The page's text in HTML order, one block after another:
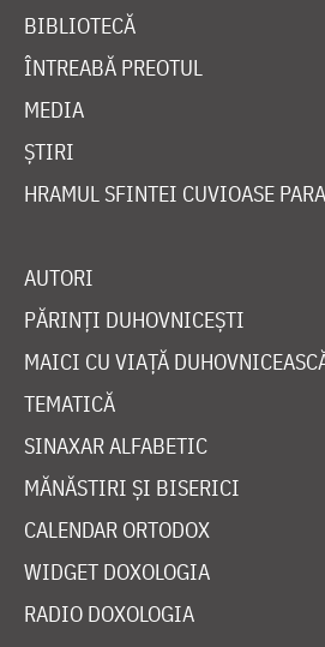
BIBLIOTECĂ
ÎNTREABĂ PREOTUL
MEDIA
ȘTIRI
HRAMUL SFINTEI CUVIOASE
AUTORI
PĂRINȚI DUHOVNICEȘTI
MAICI CU VIAȚĂ
TEMATICĂ
SINAXAR ALFABETIC
MĂNĂSTIRI ȘI BISERICI
CALENDAR ORTODOX
WIDGET DOXOLOGIA
RADIO DOXOLOGIA